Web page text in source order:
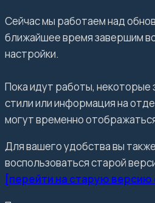
Сейчас мы работаем над
ближайшее время завершим
настройки.
Пока идут работы, некоторые
стили или информация на
могут временно
Для вашего удобства вы
воспользоваться старой
[перейти на старую версию